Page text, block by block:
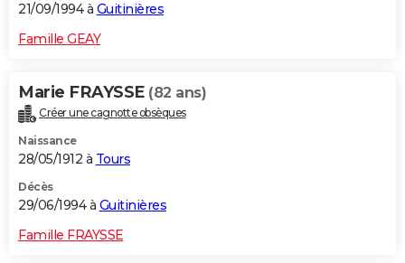
21/09/1994 à Guitinières
Famille GEAY
Marie FRAYSSE (82 ans)
Créer une cagnotte obsèques
Naissance
28/05/1912 à Tours
Décès
29/06/1994 à Guitinières
Famille FRAYSSE